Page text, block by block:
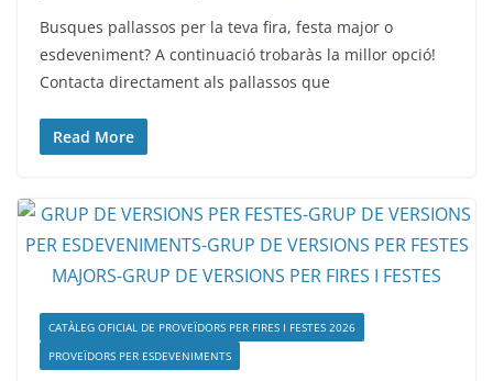
Busques pallassos per la teva fira, festa major o
esdeveniment? A continuació trobaràs la millor opció!
Contacta directament als pallassos que
Read More
CATÀLEG OFICIAL DE PROVEÏDORS PER FIRES I FESTES 2026
PROVEÏDORS PER ESDEVENIMENTS